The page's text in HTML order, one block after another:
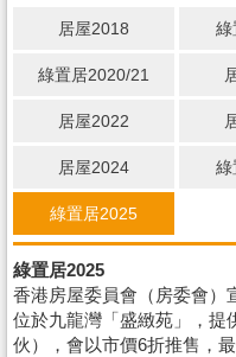
居屋2018 綠
綠置居2020/21
居屋2022
居屋2024 綠
綠置居2025
綠置居2025
香港房屋委員會（房委會）
位於九龍灣「盛緻苑」，提
伙），會以市價6折推售，